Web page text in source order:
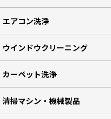
エアコン洗浄
ウインドウクリーニング
カーペット洗浄
清掃マシン・機械製品